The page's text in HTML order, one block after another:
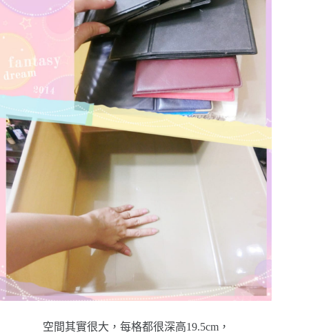
空間其實很大，每格都很深高19.5cm，